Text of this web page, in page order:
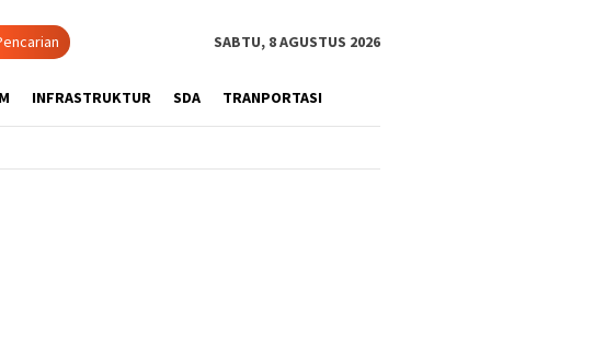
SABTU, 8 AGUSTUS 2026
INFRASTRUKTUR SDA TRANPORTASI